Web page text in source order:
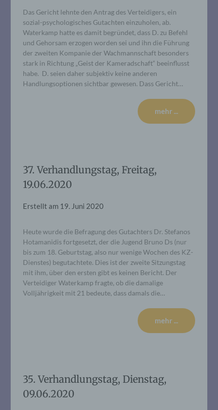
Das Gericht lehnte den Antrag des Verteidigers, ein
sozial-psychologisches Gutachten einzuholen, ab.
Waterkamp hatte es damit begründet, dass D. zu Befehl
und Gehorsam erzogen worden sei und ihn die Führung
der zweiten Kompanie der Wachmannschaft besonders
stark in Richtung „Geist der Kameradschaft“ beeinflusst
habe. D. seien daher subjektiv keine anderen
Handlungsoptionen sichtbar gewesen. Dass Gericht…
mehr ...
37. Verhandlungstag, Freitag,
19.06.2020
Erstellt am 19. Juni 2020
Heute wurde die Befragung des Gutachters Dr. Stefanos
Hotamanidis fortgesetzt, der die Jugend Bruno Ds (nur
bis zum 18. Geburtstag, also nur wenige Wochen des KZ-
Dienstes) begutachtete. Dies ist der zweite Sitzungstag
mit ihm, über den ersten gibt es keinen Bericht. Der
Verteidiger Waterkamp fragte, ob die damalige
Volljährigkeit mit 21 bedeute, dass damals die…
mehr ...
35. Verhandlungstag, Dienstag,
09.06.2020